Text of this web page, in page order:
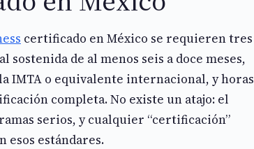
certificado en México se requieren tres
de al menos seis a doce meses,
IMTA o equivalente internacional, y horas
completa. No existe un atajo: el
serios, y cualquier “certificación”
esos estándares.